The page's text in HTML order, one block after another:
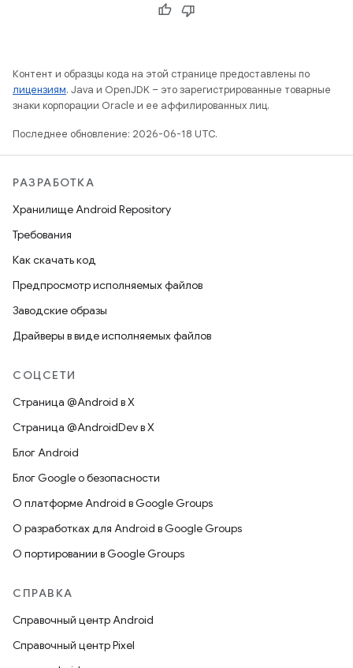
Контент и образцы кода на этой странице предоставлены по
лицензиям. Java и OpenJDK – это зарегистрированные товарные
знаки корпорации Oracle и ее аффилированных лиц.
Последнее обновление: 2026-06-18 UTC.
РАЗРАБОТКА
Хранилище Android Repository
Требования
Как скачать код
Предпросмотр исполняемых файлов
Заводские образы
Драйверы в виде исполняемых файлов
СОЦСЕТИ
Страница @Android в X
Страница @AndroidDev в X
Блог Android
Блог Google о безопасности
О платформе Android в Google Groups
О разработках для Android в Google Groups
О портировании в Google Groups
СПРАВКА
Справочный центр Android
Справочный центр Pixel